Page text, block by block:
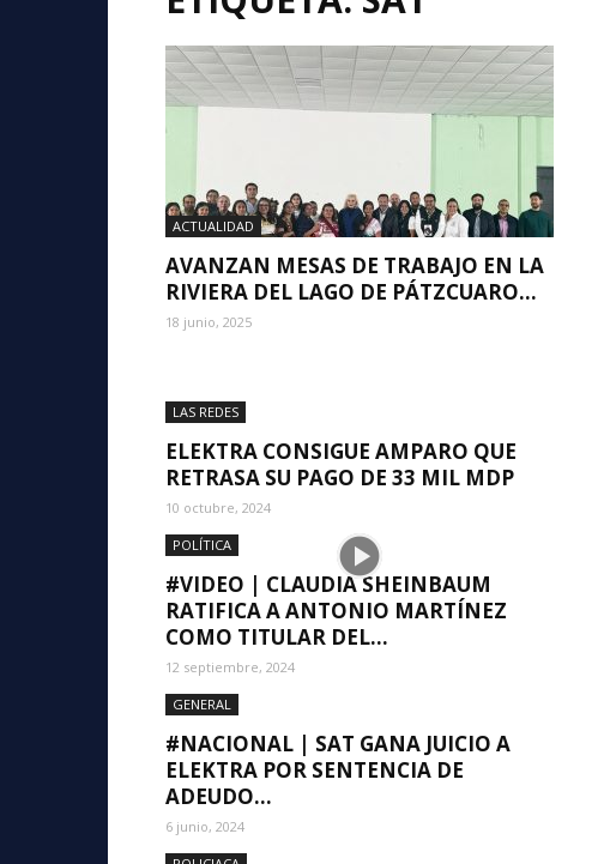
ACTUALIDAD
AVANZAN MESAS DE TRABAJO EN LA
RIVIERA DEL LAGO DE PÁTZCUARO...
18 junio, 2025
LAS REDES
ELEKTRA CONSIGUE AMPARO QUE
RETRASA SU PAGO DE 33 MIL MDP
10 octubre, 2024
POLÍTICA
#VIDEO | CLAUDIA SHEINBAUM
RATIFICA A ANTONIO MARTÍNEZ
COMO TITULAR DEL...
12 septiembre, 2024
GENERAL
#NACIONAL | SAT GANA JUICIO A
ELEKTRA POR SENTENCIA DE
ADEUDO...
6 junio, 2024